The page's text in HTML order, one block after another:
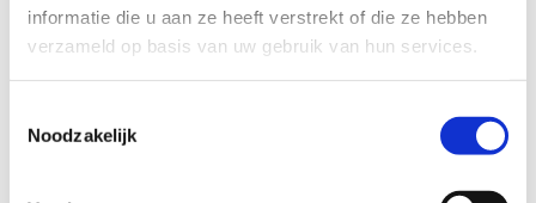
informatie die u aan ze heeft verstrekt of die ze hebben
verzameld op basis van uw gebruik van hun services.
Noodzakelijk
Het Skeelernetwerk Midwest waaiert uit over de gemeenten
Ardooie, Hooglede, Ingelmunster, Izegem, Ledegem,
Lichtervelde, Meulebeke, Moorslede, Oostrozebeke, Pittem,
Roeselare, Ruiselede, Staden, Tielt, Wielsbeke en Wingene met
een totale afstand van circa 450km.
Je skeelert kilometers langs een gevarieerd ruraal en stedelijk